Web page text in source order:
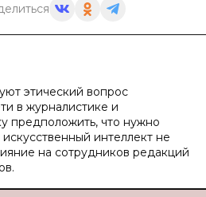
этический вопрос
в журналистике и
предположить, что нужно
интеллект не
на сотрудников редакций